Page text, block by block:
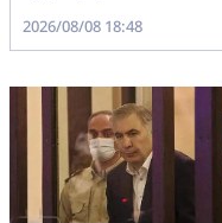
2026/08/08 18:48